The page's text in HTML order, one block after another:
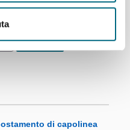
di capolinea